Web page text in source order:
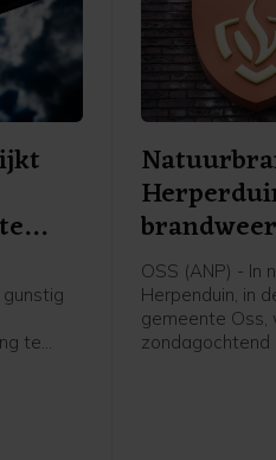
te
OSS (ANP) - In
Herpenduin, in
gemeente Oss,
zondagochtend